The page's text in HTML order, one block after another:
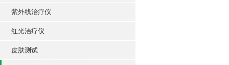
紫外线治疗仪
红光治疗仪
皮肤测试